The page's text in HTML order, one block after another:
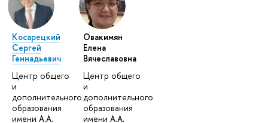
Косарецкий
Сергей
Геннадьевич
Центр общего
и
дополнительного
образования
имени А.А.
Овакимян
Елена
Вячеславовна
Центр общего
и
дополнительного
образования
имени А.А.